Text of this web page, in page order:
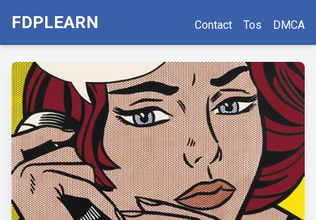
FDPLEARN Contact Tos DMCA